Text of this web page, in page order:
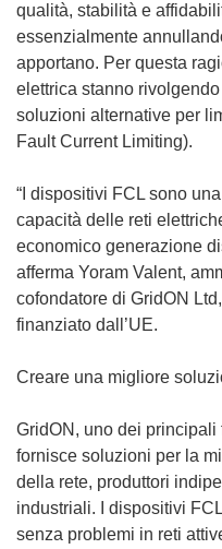
qualità, stabilità e
essenzialmente
apportano. Per questa
elettrica stanno
soluzioni alternative per
Fault Current Limiting).
“I dispositivi FCL sono
capacità delle reti
economico generazione
afferma Yoram Valent,
cofondatore di GridON
finanziato dall’UE.
Creare una migliore
GridON, uno dei
fornisce soluzioni per la
della rete, produttori
industriali. I dispositivi
senza problemi in reti